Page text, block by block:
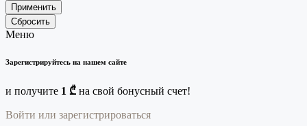
Применить
Сбросить
Меню
Зарегистрируйтесь на нашем сайте
и получите 1 ₾ на свой бонусный счет!
Войти или зарегистрироваться